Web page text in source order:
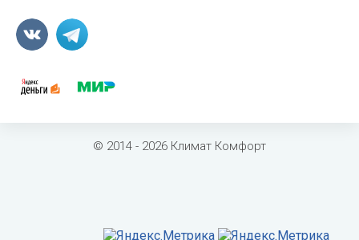
© 2014 - 2026 Климат Комфорт